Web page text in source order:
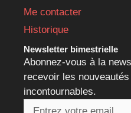
Me contacter
Historique
Newsletter bimestrielle
Abonnez-vous à la
recevoir les
incontournables.